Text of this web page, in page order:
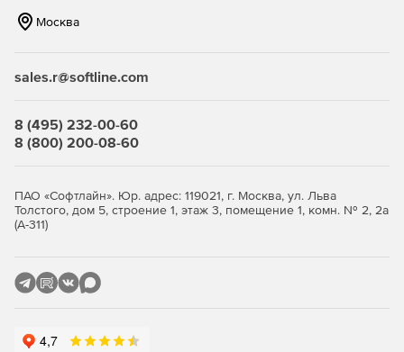
Москва
sales.r@softline.com
8 (495) 232-00-60
8 (800) 200-08-60
ПАО «Софтлайн». Юр. адрес: 119021, г. Москва, ул. Льва
Толстого, дом 5, строение 1, этаж 3, помещение 1, комн. № 2, 2а
(А-311)